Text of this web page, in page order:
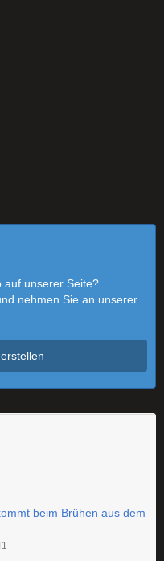
auf unserer Seite?
nehmen Sie an unserer
beim Brühen aus dem